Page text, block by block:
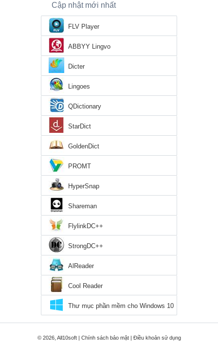
Cập nhật mới nhất
FLV Player
ABBYY Lingvo
Dicter
Lingoes
QDictionary
StarDict
GoldenDict
PROMT
HyperSnap
Shareman
FlylinkDC++
StrongDC++
AlReader
Cool Reader
Thư mục phần mềm cho Windows 10
© 2026, All10soft | Chính sách bảo mật| Điều khoản sử dụng